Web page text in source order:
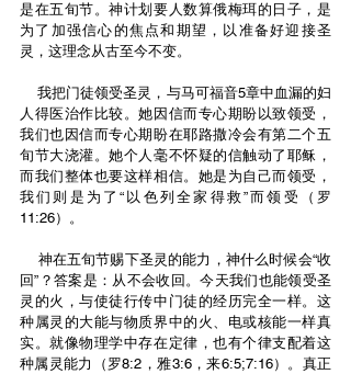
是在五旬节。神计划要人数算俄梅珥的日子，是
为了加强信心的焦点和期望，以准备好迎接圣
灵，这理念从古至今不变。
    我把门徒领受圣灵，与马可福音5章中血漏的妇
人得医治作比较。她因信而专心期盼以致领受，
我们也因信而专心期盼在耶路撒冷会有第二个五
旬节大浇灌。她个人毫不怀疑的信触动了耶稣，
而我们整体也要这样相信。她是为自己而领受，
我们则是为了“以色列全家得救”而领受（罗
11:26）。
回”？答案是：从不会收回。今天我们也能领受圣
灵的火，与使徒行传中门徒的经历完全一样。这
种属灵的大能与物质界中的火、电或核能一样真
实。就像物理学中存在定律，也有个律支配着这
种属灵能力（罗8:2，雅3:6，来6:5;7:16）。真正